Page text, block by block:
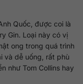
Quốc, được coi là
Gin. Loại này có vị
ong trong quá trình
và dễ uống, rất phù
như Tom Collins hay